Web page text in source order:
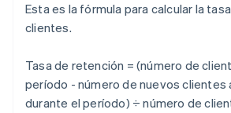
Esta es la fórmula para calcular la
clientes.
Tasa de retención = (número de
período - número de nuevos clientes
durante el período) ÷ número de